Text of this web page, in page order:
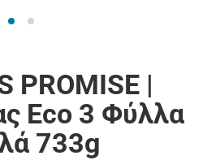
PROMISE |
Eco 3 Φύλλα
733g